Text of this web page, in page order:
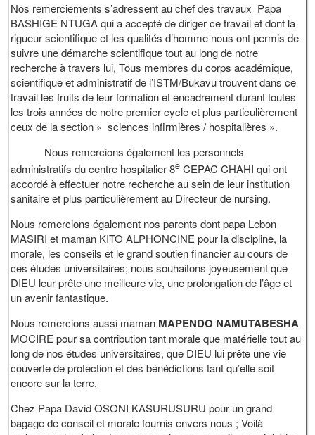
Nos remerciements s’adressent au chef des travaux Papa
BASHIGE NTUGA qui a accepté de diriger ce travail et dont la
rigueur scientifique et les qualités d’homme nous ont permis de
suivre une démarche scientifique tout au long de notre
recherche à travers lui, Tous membres du corps académique,
scientifique et administratif de l’ISTM/Bukavu trouvent dans ce
travail les fruits de leur formation et encadrement durant toutes
les trois années de notre premier cycle et plus particulièrement
ceux de la section « sciences infirmières / hospitalières ».
Nous remercions également les personnels
administratifs du centre hospitalier 8e CEPAC CHAHI qui ont
accordé à effectuer notre recherche au sein de leur institution
sanitaire et plus particulièrement au Directeur de nursing.
Nous remercions également nos parents dont papa Lebon
MASIRI et maman KITO ALPHONCINE pour la discipline, la
morale, les conseils et le grand soutien financier au cours de
ces études universitaires; nous souhaitons joyeusement que
DIEU leur prête une meilleure vie, une prolongation de l’âge et
un avenir fantastique.
Nous remercions aussi maman MAPENDO NAMUTABESHA
MOCIRE pour sa contribution tant morale que matérielle tout au
long de nos études universitaires, que DIEU lui prête une vie
couverte de protection et des bénédictions tant qu’elle soit
encore sur la terre.
Chez Papa David OSONI KASURUSURU pour un grand
bagage de conseil et morale fournis envers nous ; Voilà